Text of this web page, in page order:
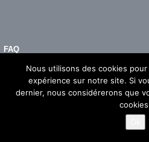
FAQ
INFORMAZIONI LEGALI
Nous utilisons des cookies
expérience sur notre site. Si
dernier, nous considérerons que